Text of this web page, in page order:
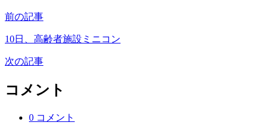
前の記事
10日、高齢者施設ミニコン
次の記事
コメント
0 コメント